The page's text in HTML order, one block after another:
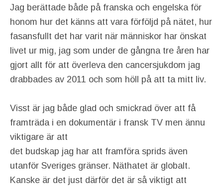
Jag berättade både på franska och engelska för
honom hur det känns att vara förföljd på nätet, hur
fasansfullt det har varit när människor har önskat
livet ur mig, jag som under de gångna tre åren har
gjort allt för att överleva den cancersjukdom jag
drabbades av 2011 och som höll på att ta mitt liv.
Visst är jag både glad och smickrad över att få
framträda i en dokumentär i fransk TV men ännu
viktigare är att
det budskap jag har att framföra sprids även
utanför Sveriges gränser. Näthatet är globalt.
Kanske är det just därför det är så viktigt att